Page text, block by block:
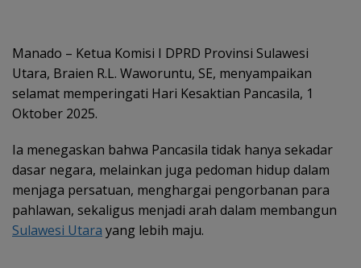
Manado – Ketua Komisi I DPRD Provinsi Sulawesi
Utara, Braien R.L. Waworuntu, SE, menyampaikan
selamat memperingati Hari Kesaktian Pancasila, 1
Oktober 2025.
Ia menegaskan bahwa Pancasila tidak hanya sekadar
dasar negara, melainkan juga pedoman hidup dalam
menjaga persatuan, menghargai pengorbanan para
pahlawan, sekaligus menjadi arah dalam membangun
Sulawesi Utara yang lebih maju.